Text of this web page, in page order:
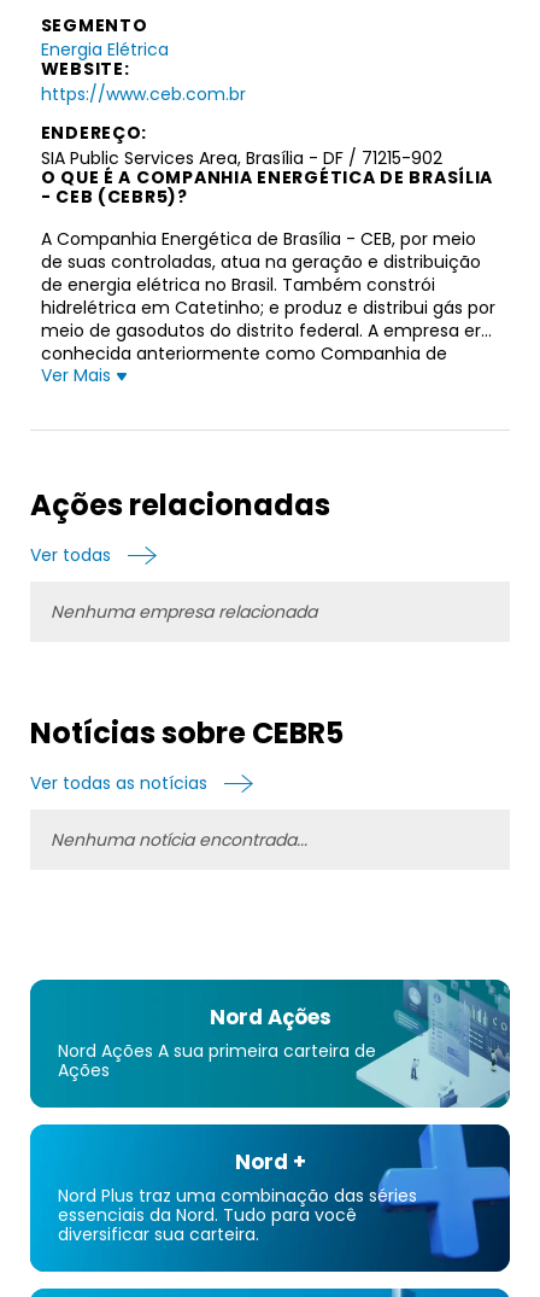
SEGMENTO
Energia Elétrica
WEBSITE:
https://www.ceb.com.br
ENDEREÇO:
SIA Public Services Area, Brasília - DF / 71215-902
O QUE É A COMPANHIA ENERGÉTICA DE BRASÍLIA
- CEB (CEBR5)?
A Companhia Energética de Brasília - CEB, por meio
de suas controladas, atua na geração e distribuição
de energia elétrica no Brasil. Também constrói
hidrelétrica em Catetinho; e produz e distribui gás por
meio de gasodutos do distrito federal. A empresa era
conhecida anteriormente como Companhia de
Eletricidade de Brasília e mudou seu nome para
Ver Mais
Ações relacionadas
Ver todas
Nenhuma empresa relacionada
Notícias sobre CEBR5
Ver todas as notícias
Nenhuma notícia encontrada...
Nord Ações
Nord Ações A sua primeira carteira de
Ações
Nord +
Nord Plus traz uma combinação das séries
essenciais da Nord. Tudo para você
diversificar sua carteira.